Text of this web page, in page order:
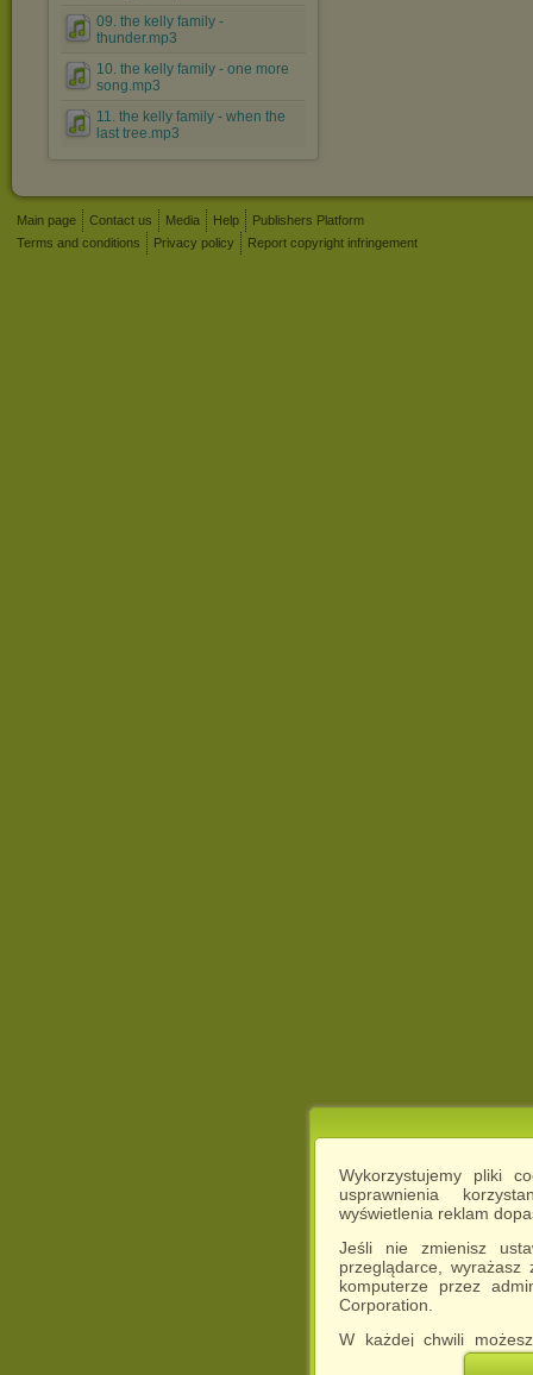
Wykorzystujemy pliki
usprawnienia
wyświetlenia reklam
Jeśli nie zmienisz
przeglądarce,
komputerze przez
Corporation.
W każdej chwili
cookies w swojej
09. the kelly family -
thunder.mp3
10. the kelly family - one more
song.mp3
11. the kelly family - when the
last tree.mp3
Main page Contact us Media Help
Publishers Platform
Terms and conditions
Privacy policy Report copyright infringement